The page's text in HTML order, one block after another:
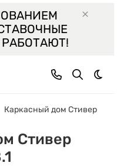
Каркасный дом Стивер
Стивер